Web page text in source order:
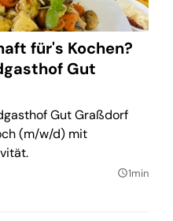
für's Kochen?
Gut
Gut Graßdorf
(m/w/d) mit
query_builder1min